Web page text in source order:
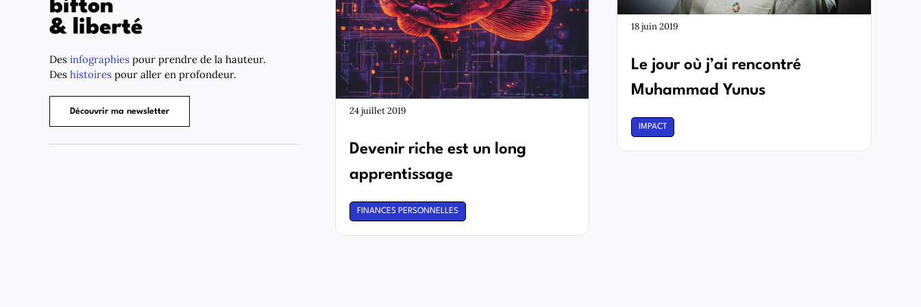
bifton
& liberté
Des infographies pour prendre de la hauteur.
Des histoires pour aller en profondeur.
Découvrir ma newsletter 24 juillet 2019
Devenir riche est un long
apprentissage
FINANCES PERSONNELLES
18 juin 2019
Le jour où j’ai rencontré
Muhammad Yunus
IMPACT